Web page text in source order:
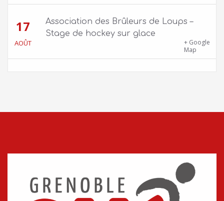
17
AOÛT
Association des Brûleurs de Loups –
Stage de hockey sur glace
+ Google
Map